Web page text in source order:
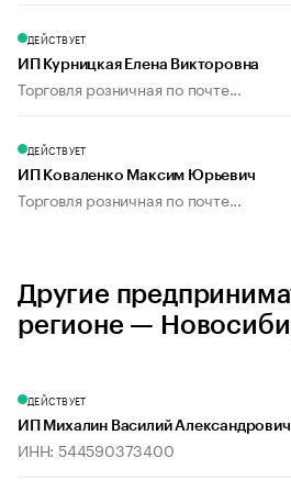
ДЕЙСТВУЕТ
ИП Курницкая Елена Викторовна
Торговля розничная по почте...
ДЕЙСТВУЕТ
ИП Коваленко Максим Юрьевич
Торговля розничная по почте...
Другие
регионе —
ДЕЙСТВУЕТ
ИП Михалин Василий Александрович
ИНН: 544590373400